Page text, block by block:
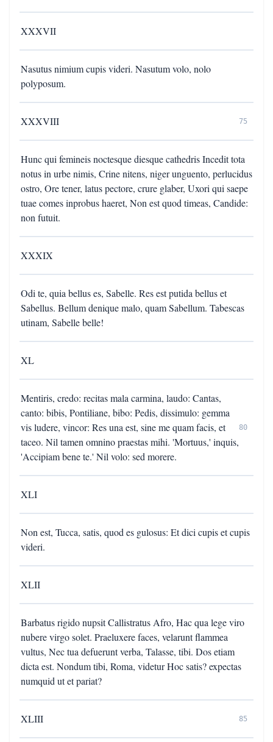
XXXVII
Nasutus nimium cupis videri. Nasutum volo, nolo
polyposum.
XXXVIII 75
Hunc qui femineis noctesque diesque cathedris Incedit tota
notus in urbe nimis, Crine nitens, niger unguento, perlucidus
ostro, Ore tener, latus pectore, crure glaber, Uxori qui saepe
tuae comes inprobus haeret, Non est quod timeas, Candide:
non futuit.
XXXIX
Odi te, quia bellus es, Sabelle. Res est putida bellus et
Sabellus. Bellum denique malo, quam Sabellum. Tabescas
utinam, Sabelle belle!
XL
Mentiris, credo: recitas mala carmina, laudo: Cantas,
canto: bibis, Pontiliane, bibo: Pedis, dissimulo: gemma
vis ludere, vincor: Res una est, sine me quam facis, et
taceo. Nil tamen omnino praestas mihi. 'Mortuus,' inquis,
'Accipiam bene te.' Nil volo: sed morere.
80
XLI
Non est, Tucca, satis, quod es gulosus: Et dici cupis et cupis
videri.
XLII
Barbatus rigido nupsit Callistratus Afro, Hac qua lege viro
nubere virgo solet. Praeluxere faces, velarunt flammea
vultus, Nec tua defuerunt verba, Talasse, tibi. Dos etiam
dicta est. Nondum tibi, Roma, videtur Hoc satis? expectas
numquid ut et pariat?
XLIII 85